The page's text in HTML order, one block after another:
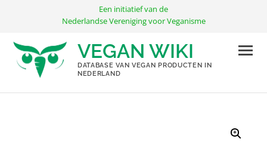
inhoud
Een initiatief van de
Nederlandse Vereniging voor Veganisme
VEGAN WIKI
DATABASE VAN VEGAN PRODUCTEN IN
NEDERLAND